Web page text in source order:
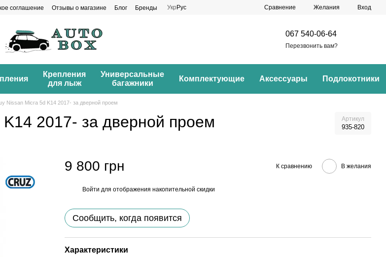
соглашение Отзывы о магазине Блог Бренды Укр Рус Сравнение Желания Вход
067 540-06-64
Перезвонить вам?
Крепления
для лыж
Универсальные
багажники
Комплектующие Аксессуары Подлокотники
Nissan Micra 5d K14 2017- за дверной проем
2017- за дверной проем Артикул
935-820
9 800 грн К сравнению В желания
Войти для отображения накопительной скидки
Сообщить, когда появится
Характеристики